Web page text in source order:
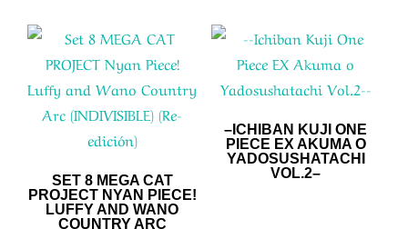
SET 8 MEGA CAT
PROJECT NYAN PIECE!
LUFFY AND WANO
COUNTRY ARC
–ICHIBAN KUJI ONE
PIECE EX AKUMA O
YADOSUSHATACHI
VOL.2–